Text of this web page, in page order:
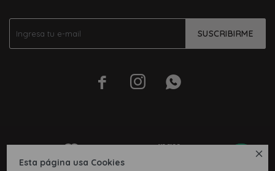

Esta página usa Cookies
SUSCRIBIRME
  